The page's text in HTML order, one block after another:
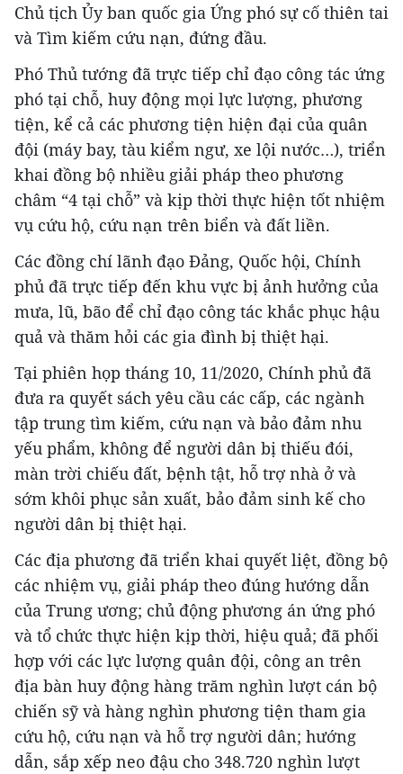
Chủ tịch Ủy ban quốc gia Ứng phó sự cố thiên tai
và Tìm kiếm cứu nạn, đứng đầu.
Phó Thủ tướng đã trực tiếp chỉ đạo công tác ứng
phó tại chỗ, huy động mọi lực lượng, phương
tiện, kể cả các phương tiện hiện đại của quân
đội (máy bay, tàu kiểm ngư, xe lội nước…), triển
khai đồng bộ nhiều giải pháp theo phương
châm “4 tại chỗ” và kịp thời thực hiện tốt nhiệm
vụ cứu hộ, cứu nạn trên biển và đất liền.
Các đồng chí lãnh đạo Đảng, Quốc hội, Chính
phủ đã trực tiếp đến khu vực bị ảnh hưởng của
mưa, lũ, bão để chỉ đạo công tác khắc phục hậu
quả và thăm hỏi các gia đình bị thiệt hại.
Tại phiên họp tháng 10, 11/2020, Chính phủ đã
đưa ra quyết sách yêu cầu các cấp, các ngành
tập trung tìm kiếm, cứu nạn và bảo đảm nhu
yếu phẩm, không để người dân bị thiếu đói,
màn trời chiếu đất, bệnh tật, hỗ trợ nhà ở và
sớm khôi phục sản xuất, bảo đảm sinh kế cho
người dân bị thiệt hại.
Các địa phương đã triển khai quyết liệt, đồng bộ
các nhiệm vụ, giải pháp theo đúng hướng dẫn
của Trung ương; chủ động phương án ứng phó
và tổ chức thực hiện kịp thời, hiệu quả; đã phối
hợp với các lực lượng quân đội, công an trên
địa bàn huy động hàng trăm nghìn lượt cán bộ
chiến sỹ và hàng nghìn phương tiện tham gia
cứu hộ, cứu nạn và hỗ trợ người dân; hướng
dẫn, sắp xếp neo đậu cho 348.720 nghìn lượt